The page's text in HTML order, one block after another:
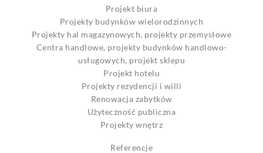
Projekt biura
Projekty budynków wielorodzinnych
Projekty hal magazynowych, projekty przemysłowe
Centra handlowe, projekty budynków handlowo-
usługowych, projekt sklepu
Projekt hotelu
Projekty rezydencji i willi
Renowacja zabytków
Użyteczność publiczna
Projekty wnętrz
Referencje